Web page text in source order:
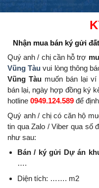
Nhận mua bán ký gửi
Quý anh / chị cần hỗ trợ
Vũng Tàu vui lòng thông
Vũng Tàu muốn bán lại
bán lại, ngày hợp đồng ký
hotline 0949.124.589 để
Quý anh / chị có căn hộ
tin qua Zalo / Viber qua số
như sau:
Bán / ký gửi Dự án
….
Diện tích: ……. m2